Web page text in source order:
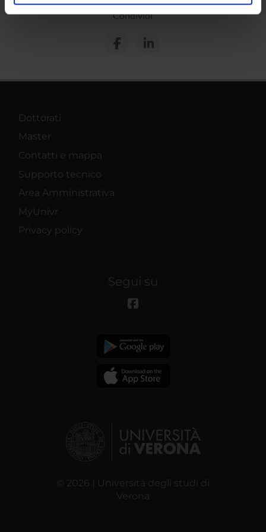
analizzare il nostro traffico. Condividiamo inoltre
informazioni sul modo in cui utilizzi il nostro sito con i
pubblicità e social media, i quali potrebbero combinarle
Condividi
Dottorati
Master
Contatti e mappa
Supporto tecnico
Area Amministrativa
MyUnivr
Privacy policy
Segui su
© 2026 | Università degli studi di
Verona